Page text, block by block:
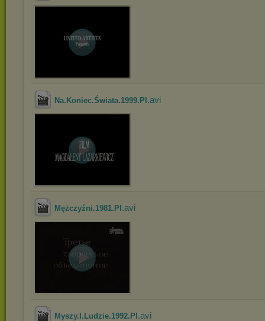
Na.Koniec.Świata.1999.Pl .avi
Mężczyźni.1981.Pl .avi
Myszy.I.Ludzie.1992.Pl .avi